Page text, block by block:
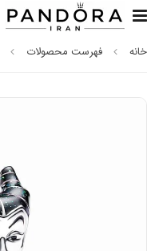
خانه فهرست محصولات